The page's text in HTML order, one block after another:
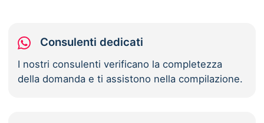
Consulenti dedicati
I nostri consulenti verificano la completezza
della domanda e ti assistono nella compilazione.